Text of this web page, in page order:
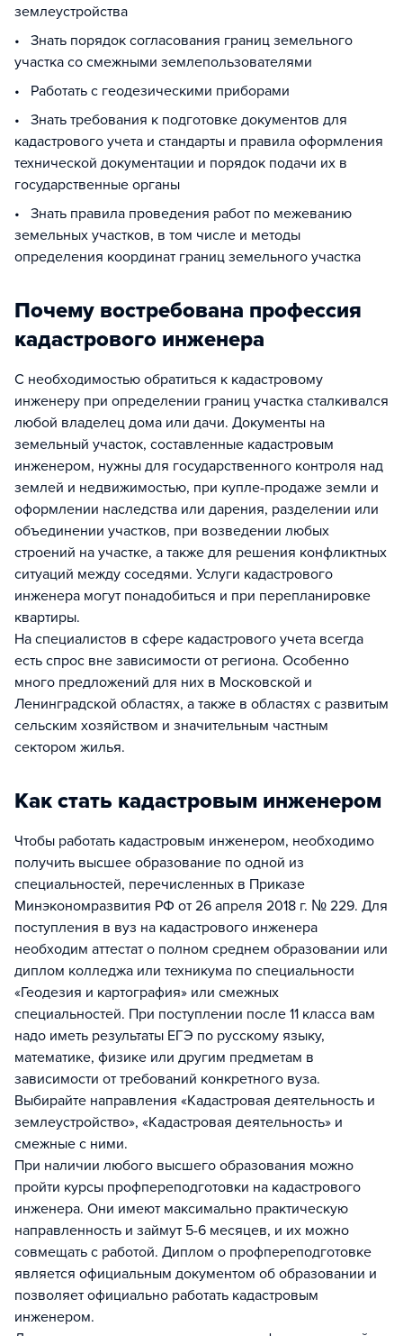
землеустройства
• Знать порядок согласования границ земельного
участка со смежными землепользователями
• Работать с геодезическими приборами
• Знать требования к подготовке документов для
кадастрового учета и стандарты и правила оформления
технической документации и порядок подачи их в
государственные органы
• Знать правила проведения работ по межеванию
земельных участков, в том числе и методы
определения координат границ земельного участка
Почему востребована профессия
кадастрового инженера
С необходимостью обратиться к кадастровому
инженеру при определении границ участка сталкивался
любой владелец дома или дачи. Документы на
земельный участок, составленные кадастровым
инженером, нужны для государственного контроля над
землей и недвижимостью, при купле-продаже земли и
оформлении наследства или дарения, разделении или
объединении участков, при возведении любых
строений на участке, а также для решения конфликтных
ситуаций между соседями. Услуги кадастрового
инженера могут понадобиться и при перепланировке
квартиры.
На специалистов в сфере кадастрового учета всегда
есть спрос вне зависимости от региона. Особенно
много предложений для них в Московской и
Ленинградской областях, а также в областях с развитым
сельским хозяйством и значительным частным
сектором жилья.
Как стать кадастровым инженером
Чтобы работать кадастровым инженером, необходимо
получить высшее образование по одной из
специальностей, перечисленных в Приказе
Минэкономразвития РФ от 26 апреля 2018 г. № 229. Для
поступления в вуз на кадастрового инженера
необходим аттестат о полном среднем образовании или
диплом колледжа или техникума по специальности
«Геодезия и картография» или смежных
специальностей. При поступлении после 11 класса вам
надо иметь результаты ЕГЭ по русскому языку,
математике, физике или другим предметам в
зависимости от требований конкретного вуза.
Выбирайте направления «Кадастровая деятельность и
землеустройство», «Кадастровая деятельность» и
смежные с ними.
При наличии любого высшего образования можно
пройти курсы профпереподготовки на кадастрового
инженера. Они имеют максимально практическую
направленность и займут 5-6 месяцев, и их можно
совмещать с работой. Диплом о профпереподготовке
является официальным документом об образовании и
позволяет официально работать кадастровым
инженером.